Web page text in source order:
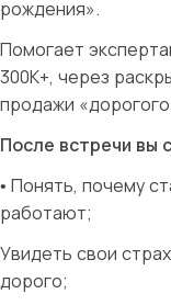
рождения».
Помогает
300К+, через
продажи
После встречи вы
• Понять, почему
работают;
Увидеть свои
дорого;